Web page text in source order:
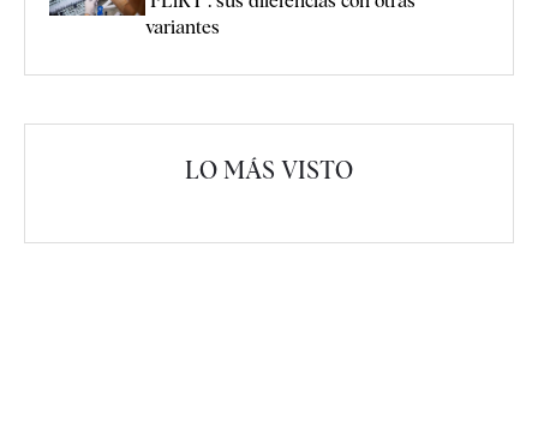
variantes
LO MÁS VISTO